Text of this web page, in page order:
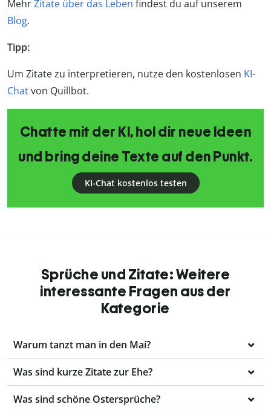
MehrZitate über das Leben findest du auf unserem
Blog.
Tipp:
Um Zitate zu interpretieren, nutze den kostenlosen KI-
Chatvon Quillbot.
Chatte mit der KI, hol dir neue Ideen
und bring deine Texte auf den Punkt.
KI-Chat kostenlos testen
Sprüche und Zitate: Weitere
interessante Fragen aus der
Kategorie
Warum tanzt man in den Mai?
Was sind kurze Zitate zur Ehe?
Was sind schöne Ostersprüche?